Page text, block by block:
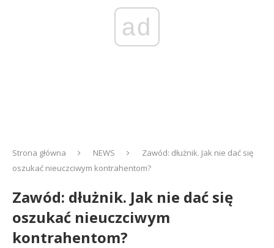
ad
Strona główna NEWS
Zawód: dłużnik. Jak nie dać się
oszukać nieuczciwym kontrahentom?
Zawód: dłużnik. Jak nie dać się
oszukać nieuczciwym
kontrahentom?